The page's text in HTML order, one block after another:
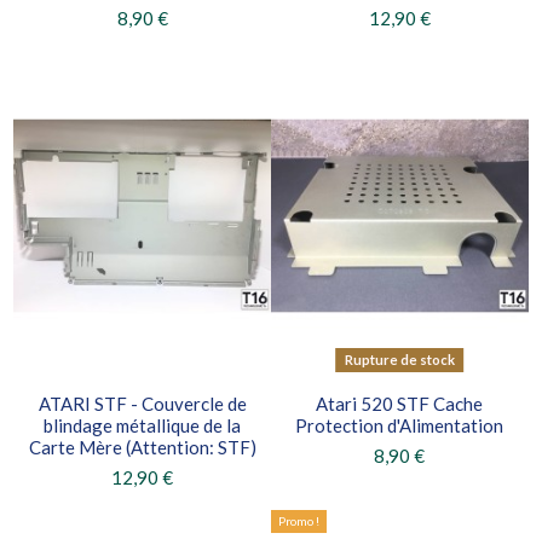
8,90 €
12,90 €
ATARI STF - Couvercle de
blindage métallique de la
Carte Mère (Attention: STF)
12,90 €
Rupture de stock
Atari 520 STF Cache
Protection d'Alimentation
8,90 €
Promo !